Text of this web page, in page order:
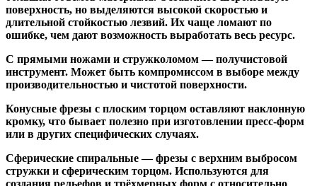
поверхность, но выделяются высокой скоростью и
длительной стойкостью лезвий. Их чаще ломают по
ошибке, чем дают возможность выработать весь ресурс.
С прямыми ножами и стружколомом— получистовой
инструмент. Может быть компромиссом в выборе между
производительностью и чистотой поверхности.
Конусные фрезы с плоским торцом оставляют наклонную
кромку, что бывает полезно при изготовлении пресс-форм
или в других специфических случаях.
Сферические спиральные— фрезы с верхним выбросом
стружки и сферическим торцом. Используются для
создания рельефов и трёхмерных форм с относительно